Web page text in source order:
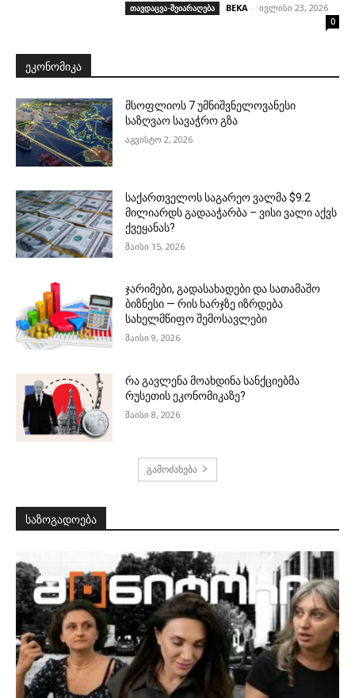
თავდაცვა-შეიარაღება BEKA - ივლისი 23, 2026
0
ᲔᲙᲝᲜᲝᲛᲘᲙᲐ
მსოფლიოს 7 უმნიშვნელოვანესი
საზღვაო სავაჭრო გზა
აგვისტო 2, 2026
საქართველოს საგარეო ვალმა $9.2
მილიარდს გადააჭარბა – ვისი ვალი აქვს
ქვეყანას?
მაისი 15, 2026
ჯარიმები, გადასახადები და სათამაშო
ბიზნესი — რის ხარჯზე იზრდება
სახელმწიფო შემოსავლები
მაისი 9, 2026
რა გავლენა მოახდინა სანქციებმა
რუსეთის ეკონომიკაზე?
მაისი 8, 2026
გამოძახება
საზოგადოება